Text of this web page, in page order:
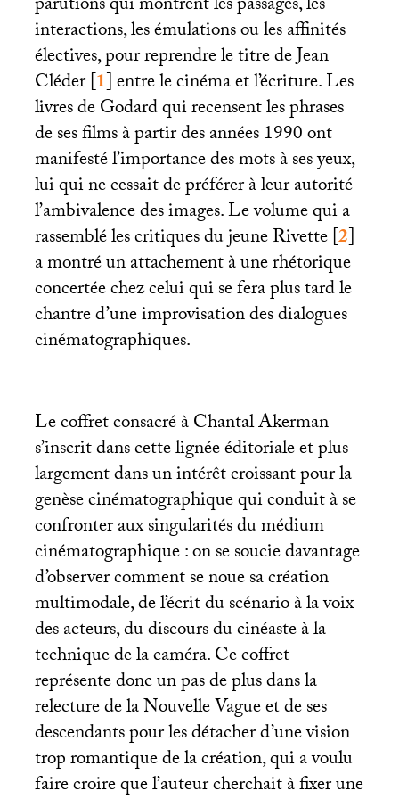
interactions, les émulations ou les affinités
électives, pour reprendre le titre de Jean
Cléder[1]entre le cinéma et l’écriture. Les
livres de Godard qui recensent les phrases
de ses films à partir des années 1990 ont
manifesté l’importance des mots à ses yeux,
lui qui ne cessait de préférer à leur autorité
l’ambivalence des images. Le volume qui a
rassemblé les critiques du jeune Rivette[2]
a montré un attachement à une rhétorique
concertée chez celui qui se fera plus tard le
chantre d’une improvisation des dialogues
cinématographiques.
Le coffret consacré à Chantal Akerman
s’inscrit dans cette lignée éditoriale et plus
largement dans un intérêt croissant pour la
genèse cinématographique qui conduit à se
confronter aux singularités du médium
cinématographique : on se soucie davantage
d’observer comment se noue sa création
multimodale, de l’écrit du scénario à la voix
des acteurs, du discours du cinéaste à la
technique de la caméra. Ce coffret
représente donc un pas de plus dans la
relecture de la Nouvelle Vague et de ses
descendants pour les détacher d’une vision
trop romantique de la création, qui a voulu
faire croire que l’auteur cherchait à fixer une